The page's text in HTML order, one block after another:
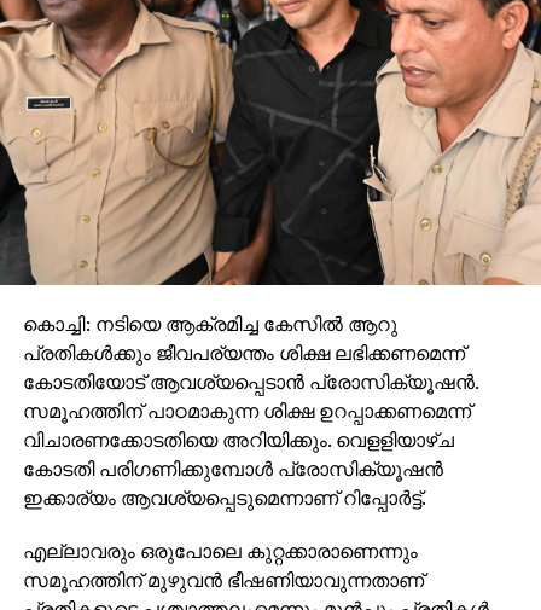
കൊച്ചി: നടിയെ ആക്രമിച്ച കേസില്‍ ആറു
പ്രതികള്‍ക്കും ജീവപര്യന്തം ശിക്ഷ ലഭിക്കണമെന്ന്
കോടതിയോട് ആവശ്യപ്പെടാന്‍ പ്രോസിക്യൂഷന്‍.
സമൂഹത്തിന് പാഠമാകുന്ന ശിക്ഷ ഉറപ്പാക്കണമെന്ന്
വിചാരണക്കോടതിയെ അറിയിക്കും. വെളളിയാഴ്ച
കോടതി പരിഗണിക്കുമ്പോള്‍ പ്രോസിക്യൂഷന്‍
ഇക്കാര്യം ആവശ്യപ്പെടുമെന്നാണ് റിപ്പോര്‍ട്ട്.
എല്ലാവരും ഒരുപോലെ കുറ്റക്കാരാണെന്നും
സമൂഹത്തിന് മുഴുവന്‍ ഭീഷണിയാവുന്നതാണ്